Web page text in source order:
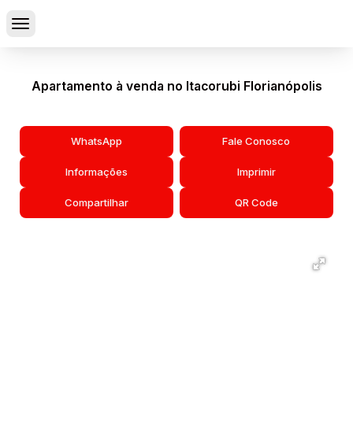
Apartamento à venda no Itacorubi Florianópolis
WhatsApp Fale Conosco
Informações Imprimir
Compartilhar QR Code